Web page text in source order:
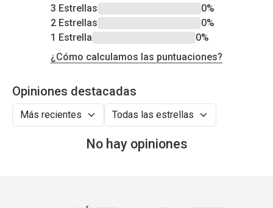
3 Estrellas
0%
2 Estrellas
0%
1 Estrella
0%
¿Cómo calculamos las puntuaciones?
Opiniones destacadas
No hay opiniones